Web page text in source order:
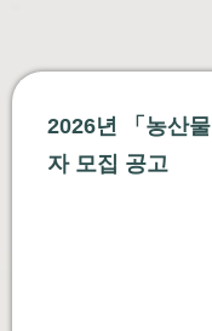
2026년 「농산
자 모집 공고